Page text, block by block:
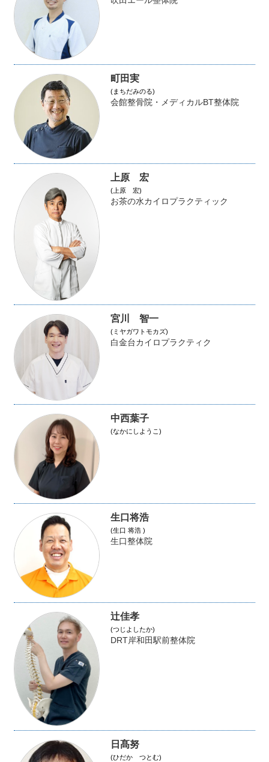
町田実
(まちだみのる)
会館整骨院・メディカルBT整体院
上原 宏
(上原 宏)
お茶の水カイロプラクティック
宮川 智一
(ミヤガワトモカズ)
白金台カイロプラクティク
中西葉子
(なかにしようこ)
生口将浩
(生口 将浩 )
生口整体院
辻佳孝
(つじよしたか)
DRT岸和田駅前整体院
日髙努
(ひだか つとむ)